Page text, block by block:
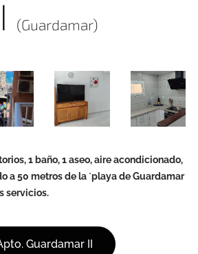
(Guardamar)
1 baño, 1 aseo, aire acondicionado,
a 50 metros de la `playa de Guardamar
servicios.
Guardamar II